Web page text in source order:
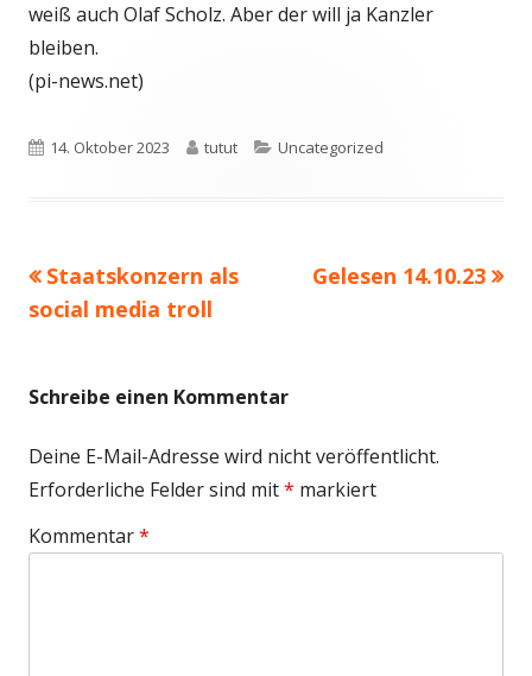
weiß auch Olaf Scholz. Aber der will ja Kanzler
bleiben.
(pi-news.net)
Veröffentlicht
14. Oktober 2023 Autor
tutut Kategorien
Uncategorized
Beitragsnavigation
Vorheriger
Beitrag:
Staatskonzern als
social media troll
Nächster
Gelesen 14.10.23
Schreibe einen Kommentar
Deine E-Mail-Adresse wird nicht veröffentlicht.
Erforderliche Felder sind mit* markiert
Kommentar*